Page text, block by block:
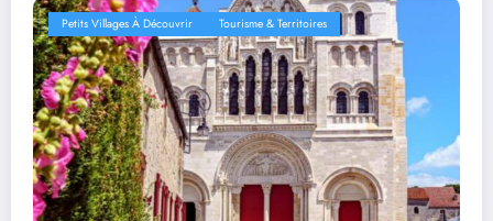
Petits Villages À Découvrir Tourisme & Territoires